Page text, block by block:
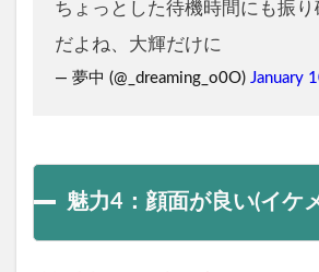
ちょっとした待機時間にも振
だよね、大輝だけに
— 夢中 (@_dreaming_o0O) January
魅力4：顔面が良い(イケ